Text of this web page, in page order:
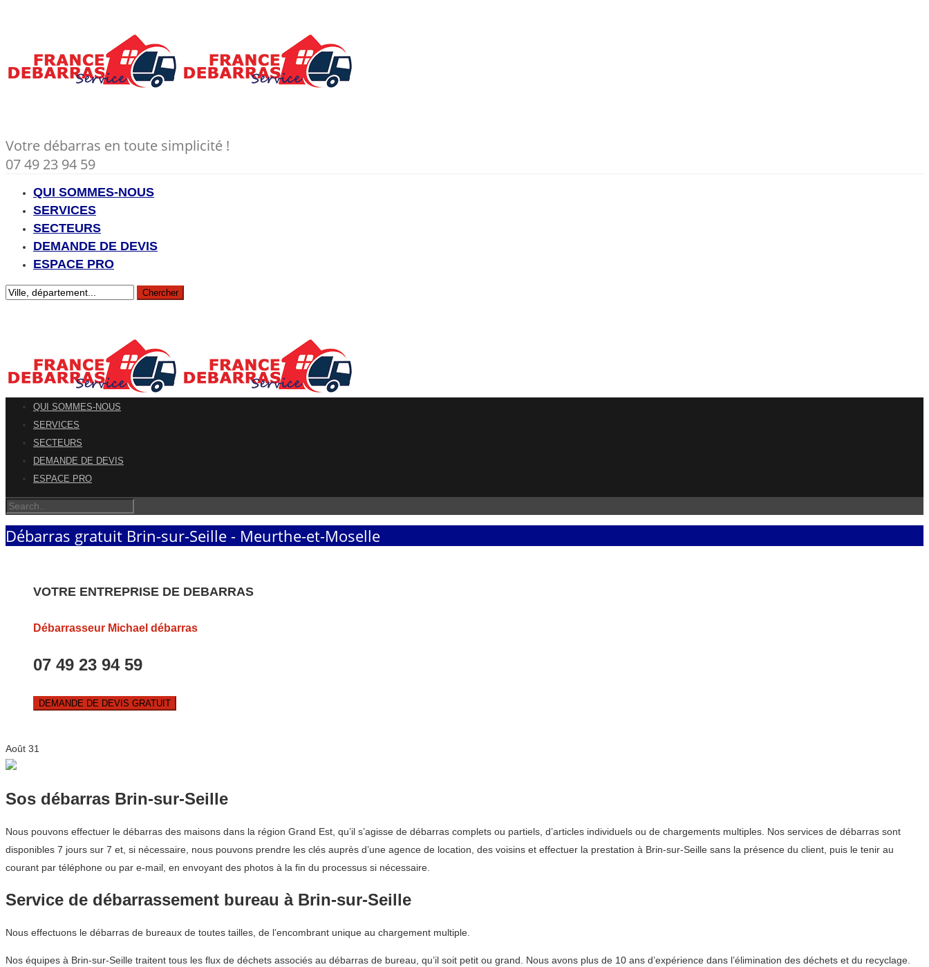
Votre débarras en toute simplicité !
07 49 23 94 59
QUI SOMMES-NOUS
SERVICES
SECTEURS
DEMANDE DE DEVIS
ESPACE PRO
QUI SOMMES-NOUS
SERVICES
SECTEURS
DEMANDE DE DEVIS
ESPACE PRO
Débarras gratuit Brin-sur-Seille - Meurthe-et-Moselle
VOTRE ENTREPRISE DE DEBARRAS
Débarrasseur Michael débarras
07 49 23 94 59
DEMANDE DE DEVIS GRATUIT
Août 31
Sos débarras Brin-sur-Seille
Nous pouvons effectuer le débarras des maisons dans la région Grand Est, qu’il s’agisse de débarras complets ou partiels, d’articles individuels ou de chargements multiples. Nos services de débarras sont
disponibles 7 jours sur 7 et, si nécessaire, nous pouvons prendre les clés auprès d’une agence de location, des voisins et effectuer la prestation à Brin-sur-Seille sans la présence du client, puis le tenir au
courant par téléphone ou par e-mail, en envoyant des photos à la fin du processus si nécessaire.
Service de débarrassement bureau à Brin-sur-Seille
Nous effectuons le débarras de bureaux de toutes tailles, de l’encombrant unique au chargement multiple.
Nos équipes à Brin-sur-Seille traitent tous les flux de déchets associés au débarras de bureau, qu’il soit petit ou grand. Nous avons plus de 10 ans d’expérience dans l’élimination des déchets et du recyclage.